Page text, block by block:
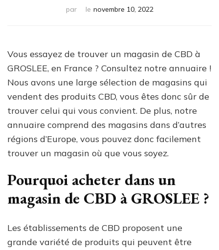
par le novembre 10, 2022
Vous essayez de trouver un magasin de CBD à
GROSLEE, en France ? Consultez notre annuaire !
Nous avons une large sélection de magasins qui
vendent des produits CBD, vous êtes donc sûr de
trouver celui qui vous convient. De plus, notre
annuaire comprend des magasins dans d’autres
régions d’Europe, vous pouvez donc facilement
trouver un magasin où que vous soyez.
Pourquoi acheter dans un
magasin de CBD à GROSLEE ?
Les établissements de CBD proposent une
grande variété de produits qui peuvent être